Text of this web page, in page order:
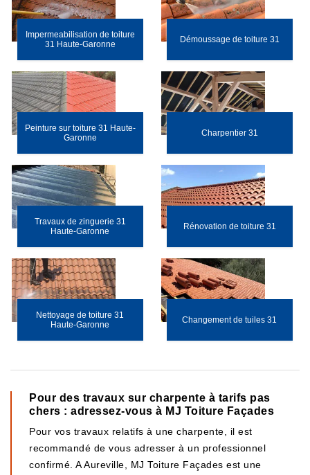
Impermeabilisation de toiture
31 Haute-Garonne
Démoussage de toiture 31
Peinture sur toiture 31 Haute-
Garonne
Charpentier 31
Travaux de zinguerie 31
Haute-Garonne
Rénovation de toiture 31
Nettoyage de toiture 31
Haute-Garonne
Changement de tuiles 31
Pour des travaux sur charpente à tarifs pas
chers : adressez-vous à MJ Toiture Façades
Pour vos travaux relatifs à une charpente, il est
recommandé de vous adresser à un professionnel
confirmé. A Aureville, MJ Toiture Façades est une